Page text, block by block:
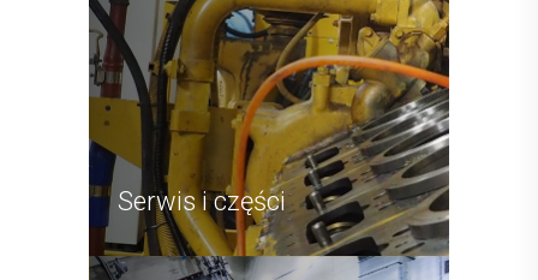
Serwis i części